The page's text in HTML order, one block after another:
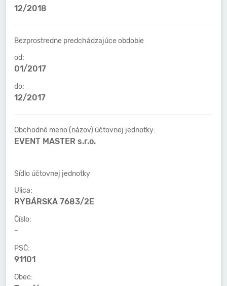
12/2018
Bezprostredne predchádzajúce obdobie
od:
01/2017
do:
12/2017
Obchodné meno (názov) účtovnej jednotky:
EVENT MASTER s.r.o.
Sídlo účtovnej jednotky
Ulica:
RYBÁRSKA 7683/2E
Číslo:
-
PSČ:
91101
Obec: